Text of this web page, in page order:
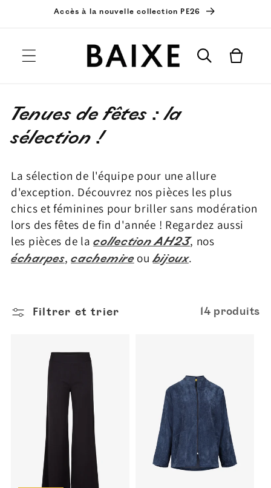
passerAccès à la nouvelle collection PE26
Panier
C
o
l
e
c
t
o
n
Tenues de fêtes : la
sélection !
La sélection de l'équipe pour une allure
d'exception. Découvrez nos pièces les plus
chics et féminines pour briller sans modération
lors des fêtes de fin d'année ! Regardez aussi
les pièces de lacollection AH23, nos
écharpes,cachemireoubijoux.
Filtrer et trier 14 produits